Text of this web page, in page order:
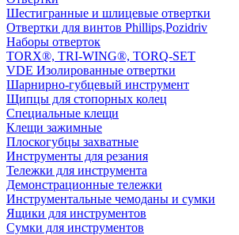
Шестигранные и шлицевые отвертки
Отвертки для винтов Phillips,Pozidriv
Наборы отверток
TORX®, TRI-WING®, TORQ-SET
VDE Изолированные отвертки
Шарнирно-губцевый инструмент
Щипцы для стопорных колец
Специальные клещи
Клещи зажимные
Плоскогубцы захватные
Инструменты для резания
Тележки для инструмента
Демонстрационные тележки
Инструментальные чемоданы и сумки
Ящики для инструментов
Сумки для инструментов